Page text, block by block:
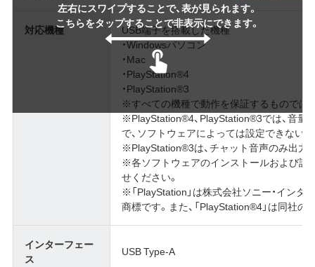
左右にスワイプすることで、表が見られます。
こちらをタップすることで非表示にできます。
対応機種
USB端子を搭載した機種
・Windowsパソコン
・Mac
・PlayStation®4
・PlayStation®3
※すべての機種で動作を保証するものでは
※PlayStation®4、PlayStation®3では、音量
で、ソフトウェアによっては設定できない
※PlayStation®3は、チャット音声のみ出力
※各ソフトウェアのインストールおよび設
せください。
※「PlayStation」は株式会社ソニー・イン
商標です。また、「PlayStation®4」は同社の
インターフェー
ス
USB Type-A